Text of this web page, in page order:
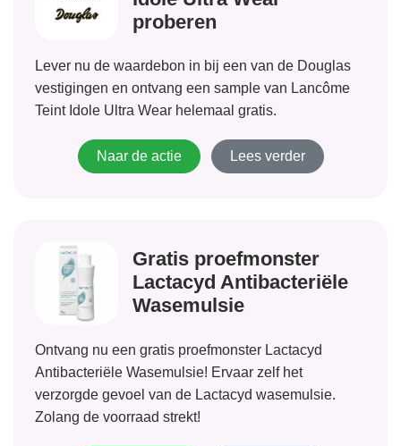
proberen
Lever nu de waardebon in bij een van de Douglas
vestigingen en ontvang een sample van Lancôme
Teint Idole Ultra Wear helemaal gratis.
Naar de actie Lees verder
Gratis proefmonster
Lactacyd Antibacteriële
Wasemulsie
Ontvang nu een gratis proefmonster Lactacyd
Antibacteriële Wasemulsie! Ervaar zelf het
verzorgde gevoel van de Lactacyd wasemulsie.
Zolang de voorraad strekt!